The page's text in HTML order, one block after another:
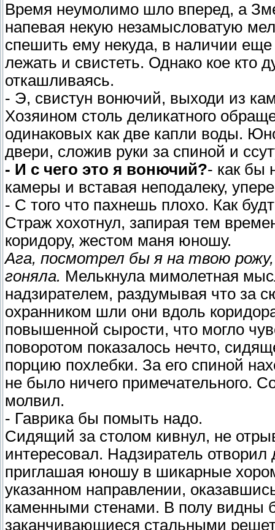
Время неумолимо шло вперед, а
напевая некую незамысловатую
спешить ему некуда, в наличии
лежать и свистеть. Однако кое кто
откашливаясь.
- Э, свистун вонючий, выходи из
Хозяином столь деликатного
одинаковых как две капли воды.
двери, сложив руки за спиной и
- И с чего это я вонючий?- как бы
камеры и вставая неподалеку,
- С того что пахнешь плохо. Как
Страж хохотнул, запирая тем
коридору, жестом маня юношу.
Ага, посмотрел бы я на твою
гоняла. Мелькнула мимолетная
надзирателем, раздумывая что за
охранником шли они вдоль
повышенной сырости, что могло
поворотом показалось нечто,
порцию похлебки. За его спиной
не было ничего примечательного.
молвил.
- Гаврика бы помыть надо.
Сидящий за столом кивнул, не
интересовал. Надзиратель
приглашая юношу в шикарные
указанном направлении,
каменными стенами. В полу видны
заканчивающиеся стальными